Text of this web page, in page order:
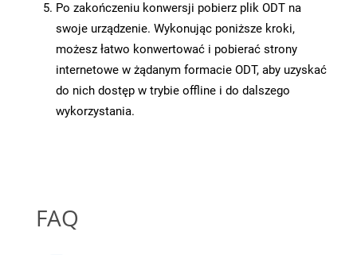
Po zakończeniu konwersji pobierz plik ODT na
swoje urządzenie. Wykonując poniższe kroki,
możesz łatwo konwertować i pobierać strony
internetowe w żądanym formacie ODT, aby uzyskać
do nich dostęp w trybie offline i do dalszego
wykorzystania.
FAQ